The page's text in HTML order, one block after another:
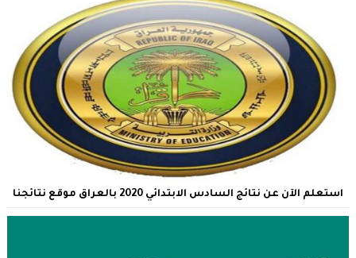
استعلم الآن عن نتائج السادس الابتدائي 2020 بالعراق موقع نتائجنا